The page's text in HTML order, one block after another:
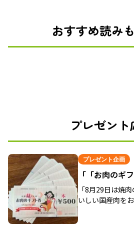
おすすめ読み
プレゼン
プレゼント企画
「「お肉のギ
「8月29日は焼
いしい国産肉を